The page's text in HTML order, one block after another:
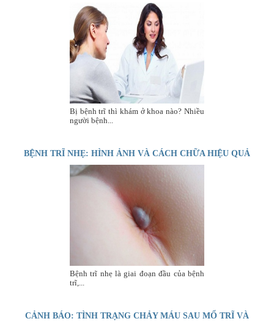
Bị bệnh trĩ thì khám ở khoa nào? Nhiều
người bệnh...
BỆNH TRĨ NHẸ: HÌNH ẢNH VÀ CÁCH CHỮA HIỆU QUẢ
Bệnh trĩ nhẹ là giai đoạn đầu của bệnh
trĩ,...
CẢNH BÁO: TÌNH TRẠNG CHẢY MÁU SAU MỔ TRĨ VÀ